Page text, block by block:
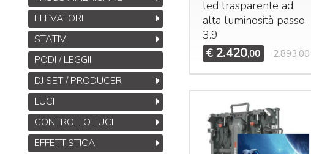
led trasparente ad
alta luminosità passo
3.9
€ 2.420,00 2.893,00
ELEVATORI
STATIVI
PODI / LEGGII
DJ SET / PRODUCER
LUCI
CONTROLLO LUCI
EFFETTISTICA